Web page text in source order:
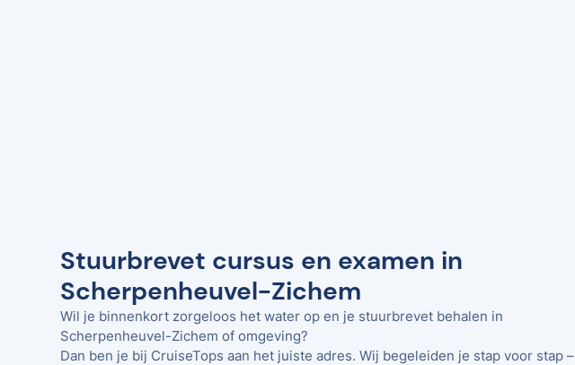
Stuurbrevet cursus en examen in
Scherpenheuvel-Zichem
Wil je binnenkort zorgeloos het water op en je stuurbrevet behalen in
Scherpenheuvel-Zichem of omgeving?
Dan ben je bij CruiseTops aan het juiste adres. Wij begeleiden je stap voor stap –